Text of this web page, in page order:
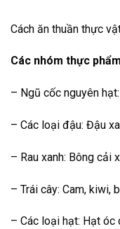
Cách ăn thuần thực
Các nhóm thực
– Ngũ cốc nguyên
– Các loại đậu: Đậu
– Rau xanh: Bông cải
– Trái cây: Cam, kiwi,
– Các loại hạt: Hạt óc